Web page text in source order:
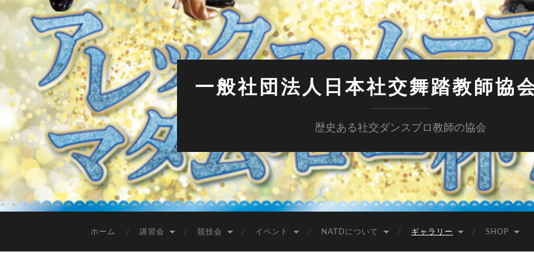
一般社団法人日本社交舞踏教師協
歴史ある社交ダンスプロ教師の協会
ホーム 講習会 競技会 イベント NATDについて ギャラリー SHOP